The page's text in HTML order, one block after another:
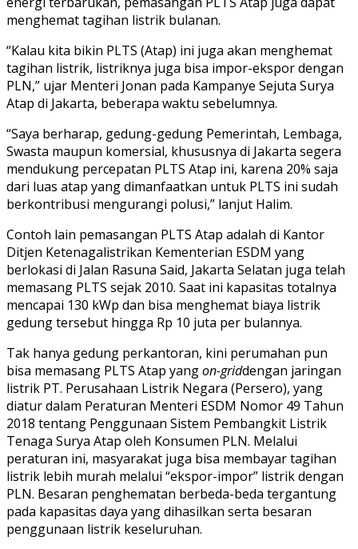
menghemat tagihan listrik bulanan.
“Kalau kita bikin PLTS (Atap) ini juga akan menghemat
tagihan listrik, listriknya juga bisa impor-ekspor dengan
PLN,” ujar Menteri Jonan pada Kampanye Sejuta Surya
Atap di Jakarta, beberapa waktu sebelumnya.
“Saya berharap, gedung-gedung Pemerintah, Lembaga,
Swasta maupun komersial, khususnya di Jakarta segera
mendukung percepatan PLTS Atap ini, karena 20% saja
dari luas atap yang dimanfaatkan untuk PLTS ini sudah
berkontribusi mengurangi polusi,” lanjut Halim.
Contoh lain pemasangan PLTS Atap adalah di Kantor
Ditjen Ketenagalistrikan Kementerian ESDM yang
berlokasi di Jalan Rasuna Said, Jakarta Selatan juga telah
memasang PLTS sejak 2010. Saat ini kapasitas totalnya
mencapai 130 kWp dan bisa menghemat biaya listrik
gedung tersebut hingga Rp 10 juta per bulannya.
Tak hanya gedung perkantoran, kini perumahan pun
bisa memasang PLTS Atap yangon-griddengan jaringan
listrik PT. Perusahaan Listrik Negara (Persero), yang
diatur dalam Peraturan Menteri ESDM Nomor 49 Tahun
2018 tentang Penggunaan Sistem Pembangkit Listrik
Tenaga Surya Atap oleh Konsumen PLN. Melalui
peraturan ini, masyarakat juga bisa membayar tagihan
listrik lebih murah melalui “ekspor-impor” listrik dengan
PLN. Besaran penghematan berbeda-beda tergantung
pada kapasitas daya yang dihasilkan serta besaran
penggunaan listrik keseluruhan.